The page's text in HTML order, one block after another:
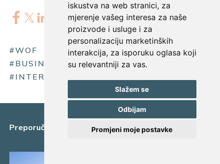
iskustva na web stranici, za
mjerenje vašeg interesa za naše
proizvode i usluge i za
personalizaciju marketinških
interakcija, za isporuku oglasa koji
su relevantniji za vas.
Slažem se
Odbijam
Promjeni moje postavke
#WOF
#KATARINA DOBRIĆ DABIĆ
#BUSINESS
#ŽENEUBUSINESSU
#INTERVJU
Preporučeni sadržaj